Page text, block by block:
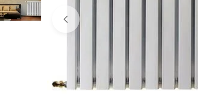
Open media 0 in modal